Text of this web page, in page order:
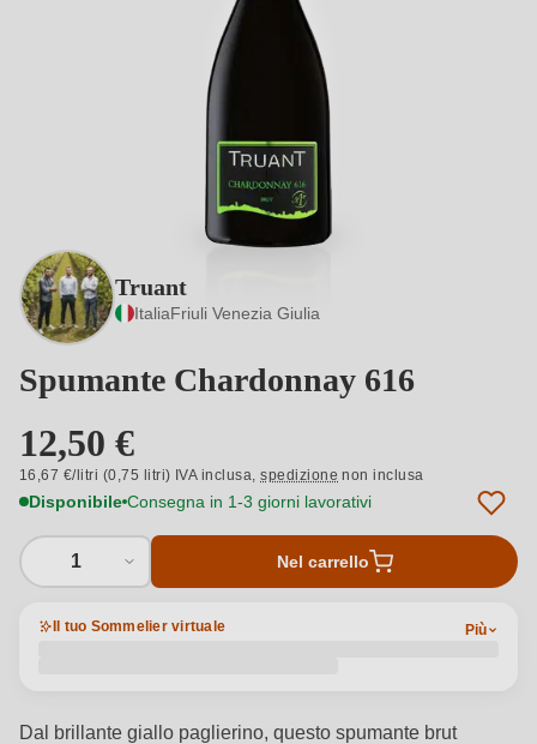
Truant
ItaliaFriuli Venezia Giulia
Spumante Chardonnay 616
12,50 €
16,67 €/litri (0,75 litri) IVA inclusa,spedizione non inclusa
Disponibile Consegna in 1-3 giorni lavorativi
1 Nel carrello
Il tuo Sommelier virtuale Più
Dal brillante giallo paglierino, questo spumante brut